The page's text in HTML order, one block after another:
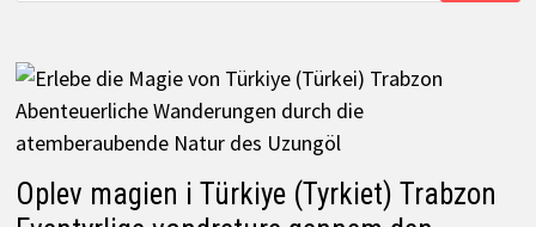
Oplev magien i Türkiye (Tyrkiet) Trabzon